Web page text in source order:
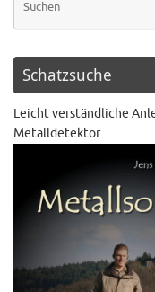
Schatzsuche
Leicht verständliche
Metalldetektor.